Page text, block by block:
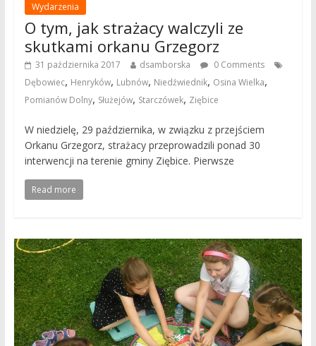
Wydarzenia
O tym, jak strażacy walczyli ze
skutkami orkanu Grzegorz
31 października 2017 dsamborska
0 Comments
Dębowiec, Henryków, Lubnów, Niedźwiednik, Osina Wielka,
Pomianów Dolny, Służejów, Starczówek, Ziębice
W niedzielę, 29 października, w związku z przejściem
Orkanu Grzegorz, strażacy przeprowadzili ponad 30
interwencji na terenie gminy Ziębice. Pierwsze
Read more